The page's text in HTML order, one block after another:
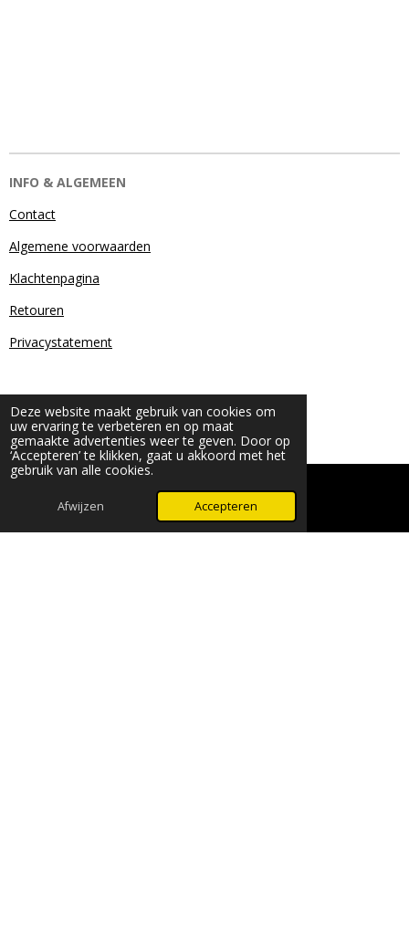
Deze website maakt gebruik van cookies om
uw ervaring te verbeteren en op maat
gemaakte advertenties weer te geven. Door op
‘Accepteren’ te klikken, gaat u akkoord met het
gebruik van alle cookies.
Afwijzen Accepteren
INFO & ALGEMEEN
Contact
Algemene voorwaarden
Klachtenpagina
Retouren
Privacystatement
© 2024 - 2026 Beauty & More by Robyn
WhatsApp